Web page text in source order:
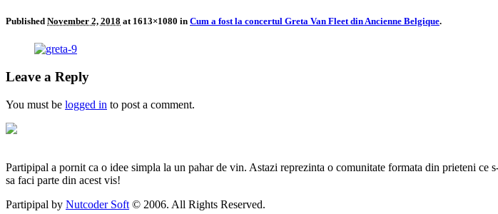
Published November 2, 2018 at 1613×1080 in Cum a fost la concertul Greta Van Fleet din Ancienne Belgique.
Leave a Reply
You must be logged in to post a comment.
Partipipal a pornit ca o idee simpla la un pahar de vin. Astazi reprezinta o comunitate formata din prieteni
sa faci parte din acest vis!
Partipipal by Nutcoder Soft © 2006. All Rights Reserved.